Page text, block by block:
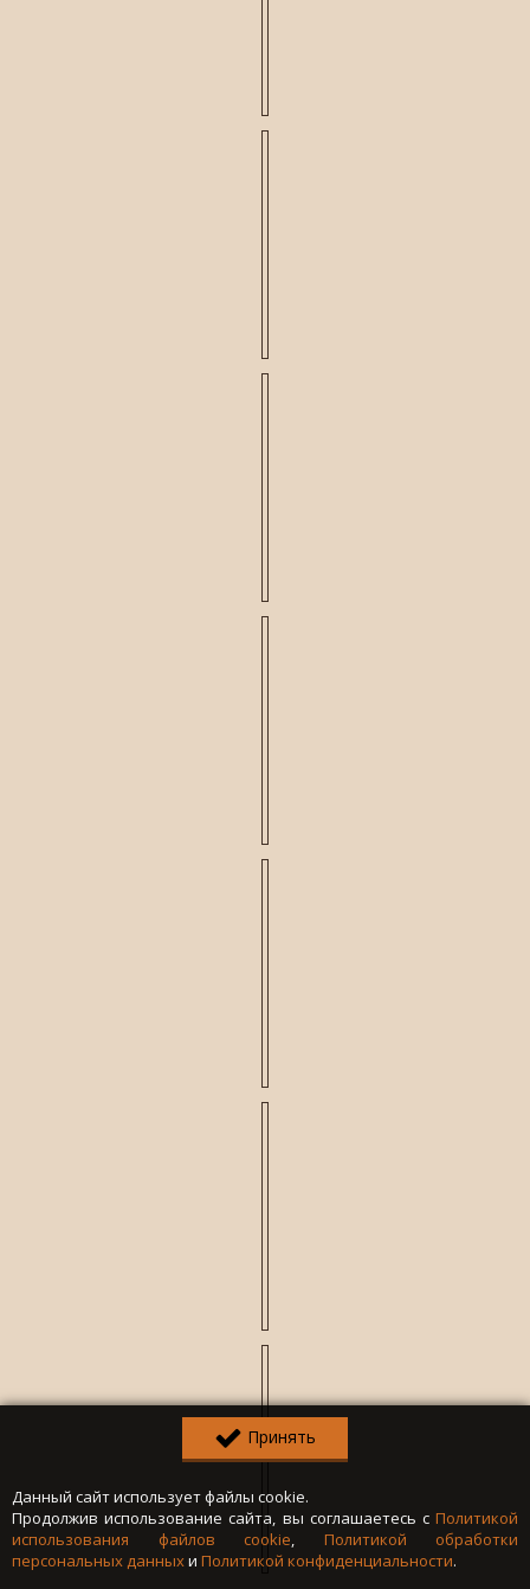
Принять
Данный сайт использует файлы cookie.
Продолжив использование сайта, вы соглашаетесь с Политикой
использования файлов cookie, Политикой обработки
персональных данныхи Политикой конфиденциальности.